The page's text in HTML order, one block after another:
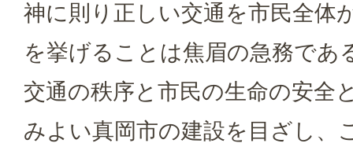
神に則り正しい交通を市民全体
を挙げることは焦眉の急務であ
交通の秩序と市民の生命の安全
みよい真岡市の建設を目ざし、